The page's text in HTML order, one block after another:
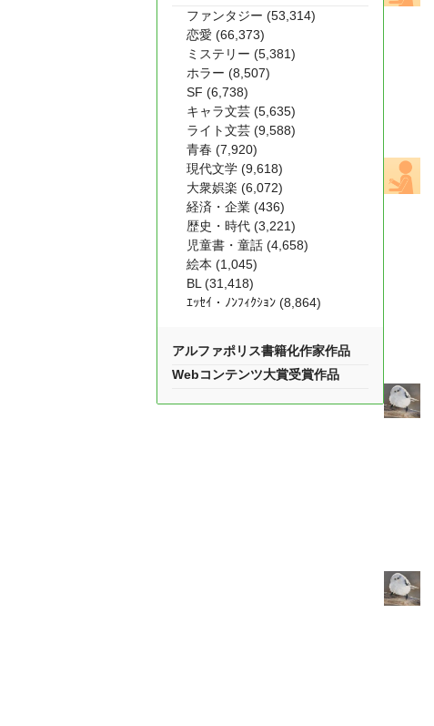
ファンタジー (53,314)
恋愛 (66,373)
ミステリー (5,381)
ホラー (8,507)
SF (6,738)
キャラ文芸 (5,635)
ライト文芸 (9,588)
青春 (7,920)
現代文学 (9,618)
大衆娯楽 (6,072)
経済・企業 (436)
歴史・時代 (3,221)
児童書・童話 (4,658)
絵本 (1,045)
BL (31,418)
ｴｯｾｲ・ﾉﾝﾌｨｸｼｮﾝ (8,864)
アルファポリス書籍化作家作品
Webコンテンツ大賞受賞作品